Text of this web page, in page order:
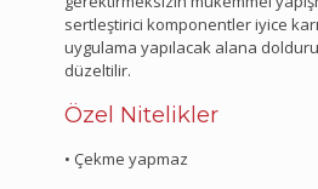
sertleştirici komponentler iyice
uygulama yapılacak alana
düzeltilir.
Özel Nitelikler
• Çekme yapmaz